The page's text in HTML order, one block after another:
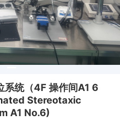
系统（4F 操作间A1 6
Stereotaxic
A1 No.6)